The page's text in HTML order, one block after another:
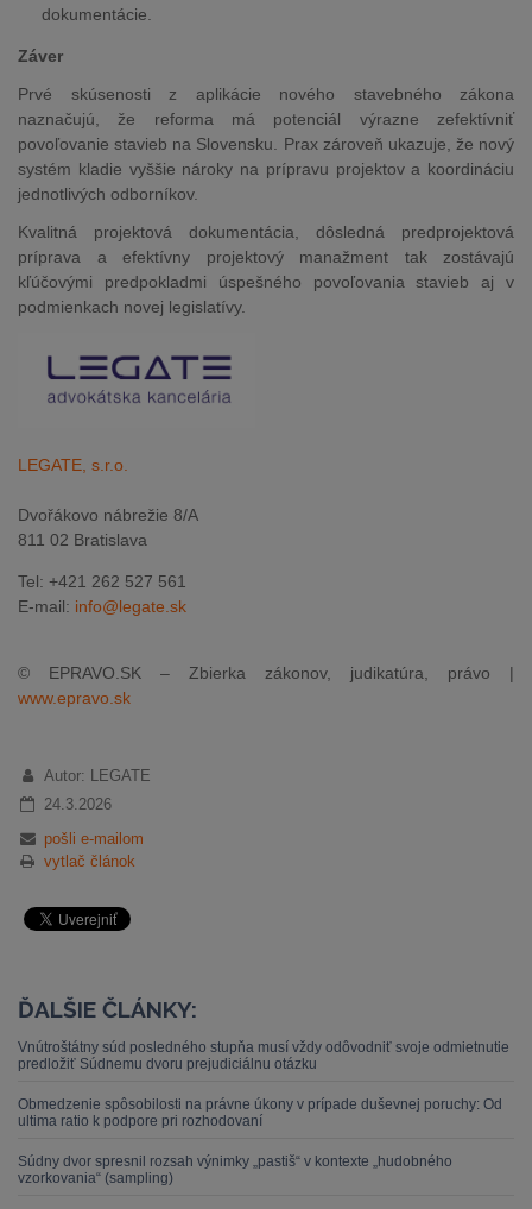
dokumentácie.
Záver
Prvé skúsenosti z aplikácie nového stavebného zákona
naznačujú, že reforma má potenciál výrazne zefektívniť
povoľovanie stavieb na Slovensku. Prax zároveň ukazuje, že nový
systém kladie vyššie nároky na prípravu projektov a koordináciu
jednotlivých odborníkov.
Kvalitná projektová dokumentácia, dôsledná predprojektová
príprava a efektívny projektový manažment tak zostávajú
kľúčovými predpokladmi úspešného povoľovania stavieb aj v
podmienkach novej legislatívy.
LEGATE, s.r.o.
Dvořákovo nábrežie 8/A
811 02 Bratislava
Tel: +421 262 527 561
E-mail: info@legate.sk
© EPRAVO.SK – Zbierka zákonov, judikatúra, právo |
www.epravo.sk
Autor: LEGATE
24.3.2026
pošli e-mailom
vytlač článok
ĎALŠIE ČLÁNKY:
Vnútroštátny súd posledného stupňa musí vždy odôvodniť svoje odmietnutie
predložiť Súdnemu dvoru prejudiciálnu otázku
Obmedzenie spôsobilosti na právne úkony v prípade duševnej poruchy: Od
ultima ratio k podpore pri rozhodovaní
Súdny dvor spresnil rozsah výnimky „pastiš“ v kontexte „hudobného
vzorkovania“ (sampling)